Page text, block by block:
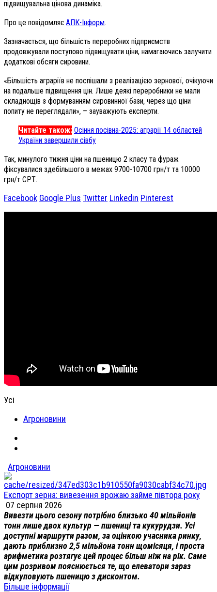
підвищувальна цінова динаміка.
Про це повідомляє АПК-Інформ.
Зазначається, що більшість переробних підприємств
продовжували поступово підвищувати ціни, намагаючись залучити
додаткові обсяги сировини.
«Більшість аграріїв не поспішали з реалізацією зернової, очікуючи
на подальше підвищення цін. Лише деякі переробники не мали
складнощів з формуванням сировинної бази, через що ціни
попиту не переглядали», – зауважують експерти.
Читайте також: Осіння посівна-2025: аграрії 14 областей
України завершили сівбу
Так, минулого тижня ціни на пшеницю 2 класу та фураж
фіксувалися здебільшого в межах 9700-10700 грн/т та 10000
грн/т СРТ.
Facebook Google Plus Twitter Linkedin Pinterest
Усі
Агроновини
Агроновини
Експорт зерна: вивезення врожаю займе півтора року
07 серпня 2026
Вивезти цього сезону потрібно близько 40 мільйонів
тонн лише двох культур — пшениці та кукурудзи. Усі
доступні маршрути разом, за оцінкою учасника ринку,
дають приблизно 2,5 мільйона тонн щомісяця, і проста
арифметика розтягує цей процес більш ніж на рік. Саме
цим розривом пояснюється те, що елеватори зараз
відкуповують пшеницю з дисконтом.
Більше інформації